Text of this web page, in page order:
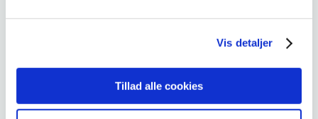
Vis detaljer
Tillad alle cookies
Baggrunden for analysen var, at andelen af tosprogede elever var
gennemførselsgraden for disse elever var stagneret. Analysen
skolerne, der kan støtte eleverne til i højere grad at gennemføre
uddannelsen til trods for deres udfordringer.
Den anden analyse omhandler inaktive læresteder på